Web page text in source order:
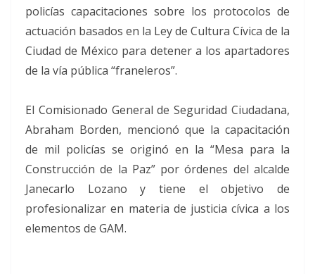
policías capacitaciones sobre los protocolos de
actuación basados en la Ley de Cultura Cívica de la
Ciudad de México para detener a los apartadores
de la vía pública “franeleros”.
El Comisionado General de Seguridad Ciudadana,
Abraham Borden, mencionó que la capacitación
de mil policías se originó en la “Mesa para la
Construcción de la Paz” por órdenes del alcalde
Janecarlo Lozano y tiene el objetivo de
profesionalizar en materia de justicia cívica a los
elementos de GAM.